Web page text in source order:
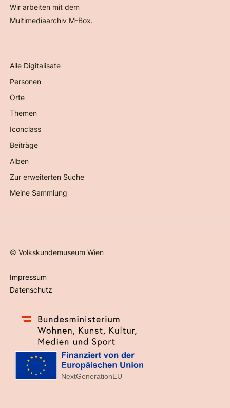
Wir arbeiten mit dem
Multimediaarchiv M-Box.
Alle Digitalisate
Personen
Orte
Themen
Iconclass
Beiträge
Alben
Zur erweiterten Suche
Meine Sammlung
©Volkskundemuseum Wien
Impressum
Datenschutz